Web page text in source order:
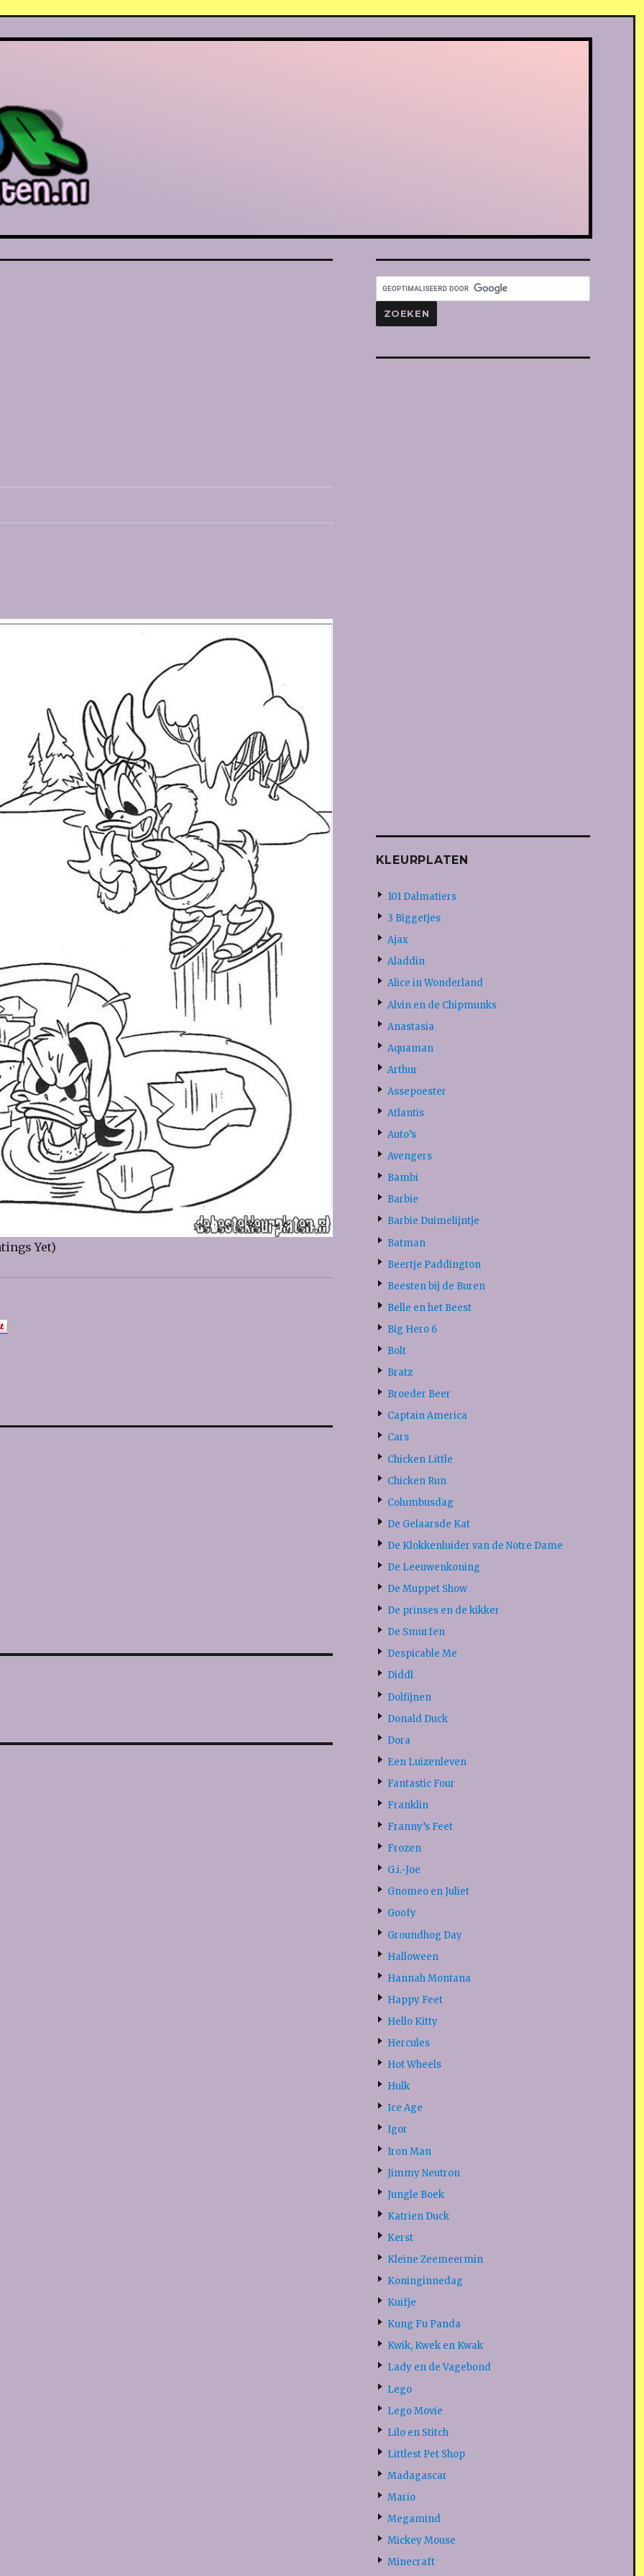
Yet)
KLEURPLATEN
101 Dalmatiers
3 Biggetjes
Ajax
Aladdin
Alice in Wonderland
Alvin en de Chipmunks
Anastasia
Aquaman
Arthur
Assepoester
Atlantis
Auto’s
Avengers
Bambi
Barbie
Barbie Duimelijntje
Batman
Beertje Paddington
Beesten bij de Buren
Belle en het Beest
Big Hero 6
Bolt
Bratz
Broeder Beer
Captain America
Cars
Chicken Little
Chicken Run
Columbusdag
De Gelaarsde Kat
De Klokkenluider van de Notre Dame
De Leeuwenkoning
De Muppet Show
De prinses en de kikker
De Smurfen
Despicable Me
Diddl
Dolfijnen
Donald Duck
Dora
Een Luizenleven
Fantastic Four
Franklin
Franny’s Feet
Frozen
G.i.-Joe
Gnomeo en Juliet
Goofy
Groundhog Day
Halloween
Hannah Montana
Happy Feet
Hello Kitty
Hercules
Hot Wheels
Hulk
Ice Age
Igor
Iron Man
Jimmy Neutron
Jungle Boek
Katrien Duck
Kerst
Kleine Zeemeermin
Koninginnedag
Kuifje
Kung Fu Panda
Kwik, Kwek en Kwak
Lady en de Vagebond
Lego
Lego Movie
Lilo en Stitch
Littlest Pet Shop
Madagascar
Mario
Megamind
Mickey Mouse
Minecraft